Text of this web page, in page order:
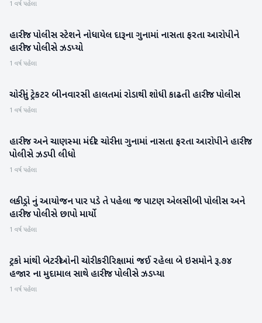
1 વર્ષ પહેલા
પાટણ
હારીજ પોલીસ સ્ટેશને નોધાયેલ દારૂના ગુનામાં નાસતા ફરતા આરોપીને
હારીજ પોલીસે ઝડપ્યો
1 વર્ષ પહેલા
પાટણ
ચોરીનું ટ્રેકટર બીનવારસી હાલતમાં રોડાથી શોધી કાઢતી હારીજ પોલીસ
1 વર્ષ પહેલા
પાટણ
હારીજ અને ચાણસ્મા મંદીર ચોરીના ગુનામાં નાસતા ફરતા આરોપીને હારીજ
પોલીસે ઝડપી લીધો
1 વર્ષ પહેલા
પાટણ
લકી ડ્રો નું આયોજન પાર પડે તે પહેલા જ પાટણ એલસીબી પોલીસ અને
હારીજ પોલીસે છાપો માર્યો
1 વર્ષ પહેલા
પાટણ
ટ્રકો માંથી બેટરીઓની ચોરી કરી રિક્ષામાં જઈ રહેલા બે ઇસમોને રૂ.૭૪
હજાર ના મુદામાલ સાથે હારીજ પોલીસે ઝડપ્યા
1 વર્ષ પહેલા